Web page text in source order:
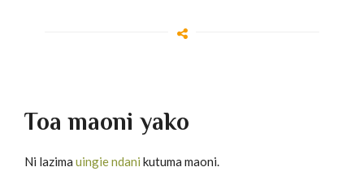
Toa maoni yako
Ni lazima uingie ndani kutuma maoni.